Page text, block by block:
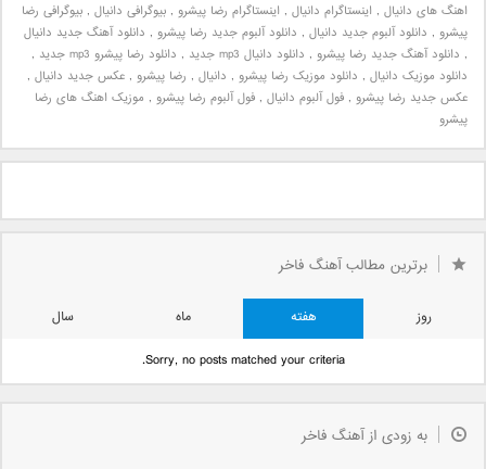
اهنگ های دانیال , اینستاگرام دانیال , اینستاگرام رضا پیشرو , بیوگرافی دانیال , بیوگرافی رضا
پیشرو , دانلود آلبوم جدید دانیال , دانلود آلبوم جدید رضا پیشرو , دانلود آهنگ جدید دانیال
, دانلود آهنگ جدید رضا پیشرو , دانلود دانیال mp3 جدید , دانلود رضا پیشرو mp3 جدید
,
دانلود موزیک دانیال , دانلود موزیک رضا پیشرو , دانیال , رضا پیشرو , عکس جدید دانیال ,
عکس جدید رضا پیشرو , فول آلبوم دانیال , فول آلبوم رضا پیشرو , موزیک اهنگ های رضا
پیشرو
برترین مطالب آهنگ فاخر
روز هفته ماه
سال
Sorry, no posts matched your criteria.
به زودی از آهنگ فاخر